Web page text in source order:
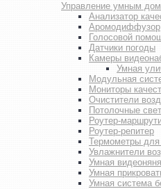
Управление умным
Анализатор
Аромодиффузор
Голосовой
Датчики погоды
Камеры
Умная
Модульная
Мониторы
Очистители
Потолочные
Роутер-
Роутер-репитер
Термометры
Увлажнители
Умная видеоняня
Умная
Умная система